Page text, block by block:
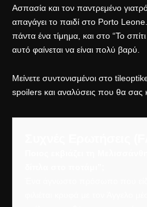
Ασπασία και τον παντρεμένο
απαγάγει το παιδί στο Porto Leone
πάντα ένα τίμημα, και στο “Το
αυτό φαίνεται να είναι πολύ βαρύ.
Μείνετε συντονισμένοι στο
spoilers και αναλύσεις που θα